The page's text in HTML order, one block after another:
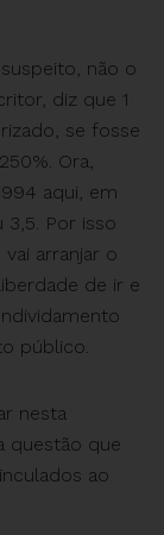
não o
diz que 1
se fosse
Ora,
aqui, em
3,5. Por isso
arranjar o
de ir e
público.
nesta
questão que
ao